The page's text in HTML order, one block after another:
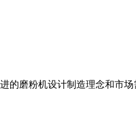
的磨粉机设计制造理念和市